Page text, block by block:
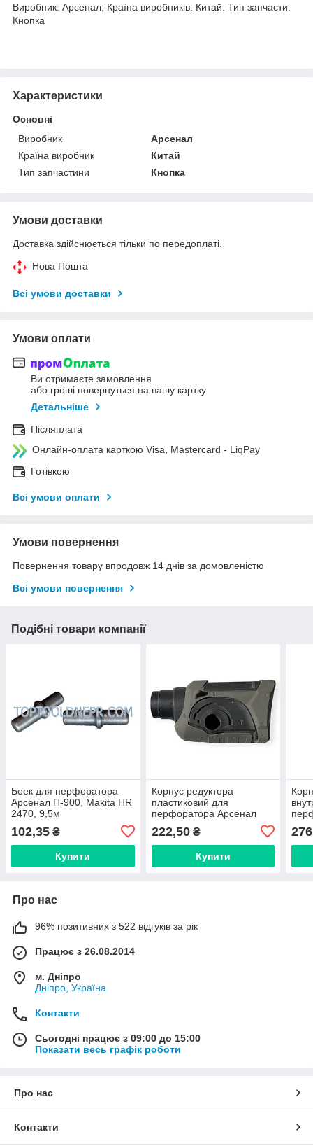
Виробник: Арсенал; Країна виробників: Китай. Тип запчасти:
Кнопка
Характеристики
Основні
Виробник
Арсенал
Країна виробник
Китай
Тип запчастини
Кнопка
Умови доставки
Доставка здійснюється тільки по передоплаті.
Нова Пошта
Всі умови доставки
Умови оплати
Ви отримаєте замовлення
або гроші повернуться на вашу картку
Детальніше
Післяплата
Онлайн-оплата карткою Visa, Mastercard - LiqPay
Готівкою
Всі умови оплати
Умови повернення
Повернення товару впродовж 14 днів за домовленістю
Всі умови повернення
Подібні товари компанії
Боек для перфоратора
Арсенал П-900, Makita HR
2470, 9,5м
102,35 ₴
Купити
Корпус редуктора
пластиковий для
перфоратора Арсенал
222,50₴
Купити
276
Про нас
96% позитивних з 522 відгуків за рік
Працює з 26.08.2014
м. Дніпро
Дніпро, Україна
Контакти
Сьогодні працює з 09:00 до 15:00
Показати весь графік роботи
Про нас
Контакти